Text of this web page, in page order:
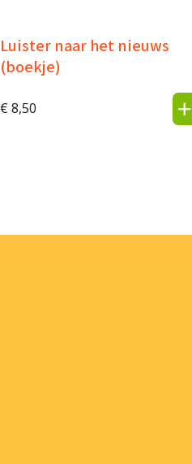
Luister naar het nieuws
(boekje)
€ 8,50